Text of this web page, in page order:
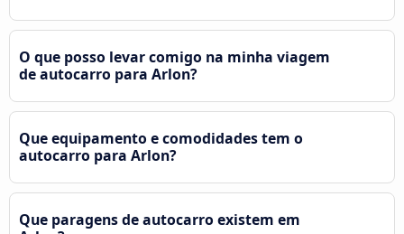
O que posso levar comigo na minha viagem
de autocarro para Arlon?
Que equipamento e comodidades tem o
autocarro para Arlon?
Que paragens de autocarro existem em